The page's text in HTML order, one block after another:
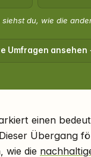
du, wie die
Umfragen ansehen
einen
Übergang
wie die